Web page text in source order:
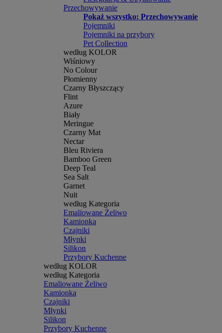
Przechowywanie
Pokaż wszystko: Przechowywanie
Pojemniki
Pojemniki na przybory
Pet Collection
według KOLOR
Wiśniowy
No Colour
Płomienny
Czarny Błyszczący
Flint
Azure
Biały
Meringue
Czarny Mat
Nectar
Bleu Riviera
Bamboo Green
Deep Teal
Sea Salt
Garnet
Nuit
według Kategoria
Emaliowane Żeliwo
Kamionka
Czajniki
Młynki
Silikon
Przybory Kuchenne
według KOLOR
według Kategoria
Emaliowane Żeliwo
Kamionka
Czajniki
Młynki
Silikon
Przybory Kuchenne